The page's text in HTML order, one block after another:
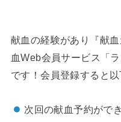
献血の経験があり『献
血Web会員サービス「
です！会員登録すると以
次回の献血予約がで